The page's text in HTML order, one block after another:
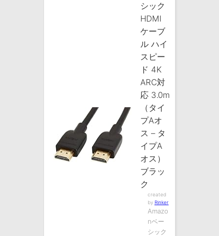
シック
HDMI
ケーブ
ル ハイ
スピー
ド 4K
ARC対
応 3.0m
（タイ
プAオ
ス – タ
イプA
オス）
ブラッ
ク
created
by Rinker
Amazo
nベー
シック